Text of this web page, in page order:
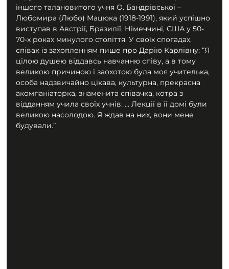
іншого талановитого учня О. Бандрівської –
Любомира (Любо) Мацюка (1918-1991), який успішно
виступав в Австрії, Бразилії, Німеччині, США у 50-
70-х роках минулого століття. У своїх спогадах,
співак із захопленням пише про Дарію Карлівну: “Я
цілою душею віддавсь навчанню співу, а в тому
великою причиною і заохотою була моя учителька,
особа надзвичайно цікава, культурна, прекрасна
акомпаніаторка, знаменита співачка, котра з
відданням учила своїх учнів. … Лекції в її домі були
великою насолодою. Я ждав на них, вони мене
будували.”